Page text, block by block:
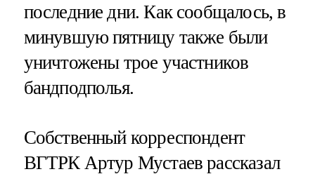
последние дни. Как сообщалось, в
минувшую пятницу также были
уничтожены трое участников
бандподполья.
Собственный корреспондент
ВГТРК Артур Мустаев рассказал